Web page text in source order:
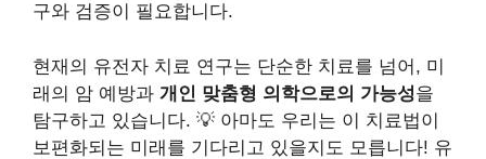
구와 검증이 필요합니다.
현재의 유전자 치료 연구는 단순한 치료를 넘어, 미
래의 암 예방과 개인 맞춤형 의학으로의 가능성을
탐구하고 있습니다. 💡 아마도 우리는 이 치료법이
보편화되는 미래를 기다리고 있을지도 모릅니다! 유